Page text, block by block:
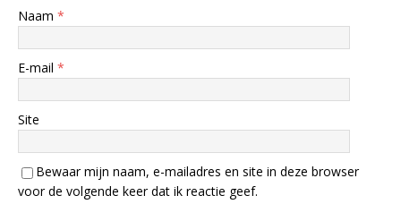
Naam *
E-mail *
Site
Bewaar mijn naam, e-mailadres en site in deze browser
voor de volgende keer dat ik reactie geef.